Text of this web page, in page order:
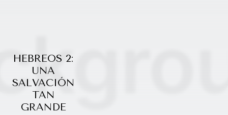
HEBREOS 2:
UNA
SALVACIÓN
TAN
GRANDE